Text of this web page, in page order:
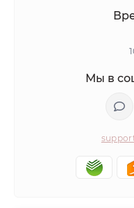
Мы в